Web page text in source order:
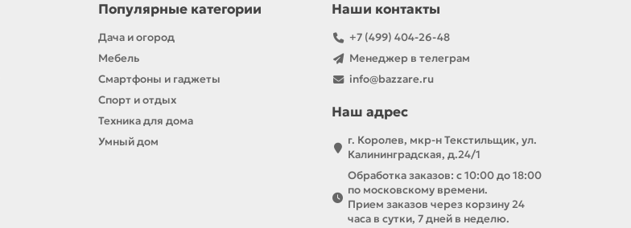
Популярные категории
Дача и огород
Мебель
Смартфоны и гаджеты
Спорт и отдых
Техника для дома
Умный дом
Наши контакты
+7 (499) 404-26-48
Менеджер в телеграм
info@bazzare.ru
Наш адрес
г. Королев, мкр-н Текстильщик, ул.
Калининградская, д.24/1
Обработка заказов: с 10:00 до 18:00
по московскому времени.
Прием заказов через корзину 24
часа в сутки, 7 дней в неделю.